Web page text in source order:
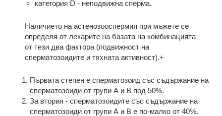
категория D - неподвижна сперма.
Наличието на астенозооспермия при мъжете се
определя от лекарите на базата на комбинацията
от тези два фактора (подвижност на
сперматозоидите и тяхната активност).+
Първата степен е сперматозоид със съдържание на
сперматозоиди от групи А и В под 50%.
За втория - сперматозоидите със съдържание на
сперматозоиди от групи А и В е по-малко от 40%.